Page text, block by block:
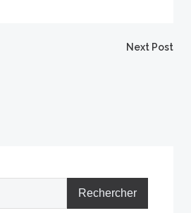
Next Post
Rechercher